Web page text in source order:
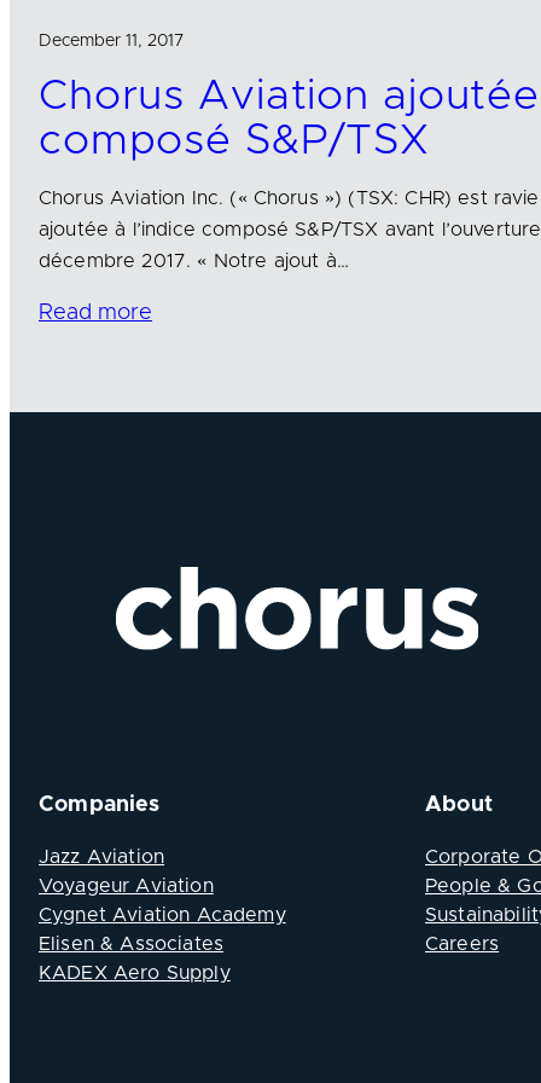
December 11, 2017
Chorus Aviation ajoutée
composé S&P/TSX
Chorus Aviation Inc. (« Chorus ») (TSX: CHR) est
ajoutée à l’indice composé S&P/TSX avant
décembre 2017. « Notre ajout à…
Read more
Companies
Jazz Aviation
Voyageur Aviation
Cygnet Aviation Academy
Elisen & Associates
KADEX Aero Supply
About
Corporate
People &
Careers